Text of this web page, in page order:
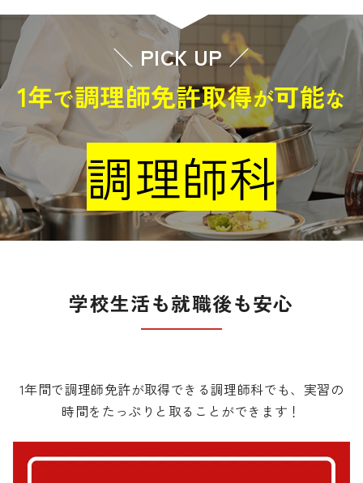
＼ PICK UP／
1年で調理師免許取得が可能な
調理師科
学校生活も就職後も安心
1年間で調理師免許が取得できる調理師科でも、実習の
時間をたっぷりと取ることができます！